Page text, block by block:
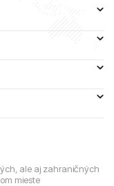
ale aj zahraničných
mieste